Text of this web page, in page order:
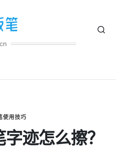
使用技巧
迹怎么擦？